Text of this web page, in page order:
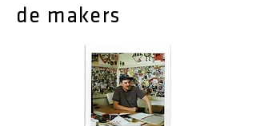
de makers